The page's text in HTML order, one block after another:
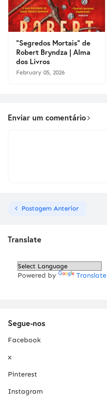
"Segredos Mortais" de
Robert Bryndza | Alma
dos Livros
February 05, 2026
Enviar um comentário
Postagem Anterior
Translate
Powered by Translate
Segue-nos
Facebook
x
Pinterest
Instagram